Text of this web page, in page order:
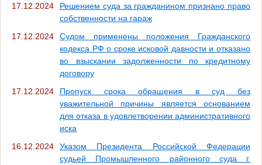
17.12.2024
Решением суда за гражданином признано право
собственности на гараж
17.12.2024
Судом применены положения Гражданского
кодекса РФ о сроке исковой давности и отказано
во взыскании задолженности по кредитному
договору
17.12.2024
Пропуск срока обращения в суд без
уважительной причины является основанием
для отказа в удовлетворении административного
иска
16.12.2024
Указом Президента Российской Федерации
судьей Промышленного районного суда г.